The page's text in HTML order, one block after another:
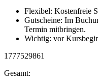
Flexibel: Kostenfreie
Gutscheine: Im
Termin mitbringen.
Wichtig: vor
1777529861
Gesamt: